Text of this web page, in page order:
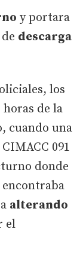
y portara
descarga
los
de la
cuando una
091
donde
alterando
el